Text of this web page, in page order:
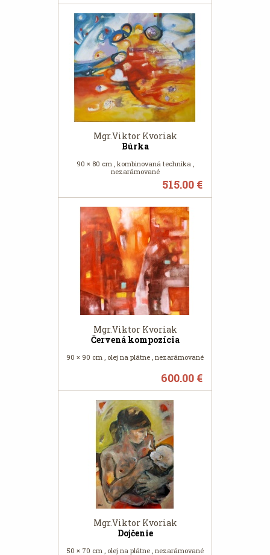
Mgr.Viktor Kvoriak
Búrka
90 × 80 cm , kombinovaná technika ,
nezarámované
515.00 €
Mgr.Viktor Kvoriak
Červená kompozícia
90 × 90 cm , olej na plátne , nezarámované
600.00 €
Mgr.Viktor Kvoriak
Dojčenie
50 × 70 cm , olej na plátne , nezarámované